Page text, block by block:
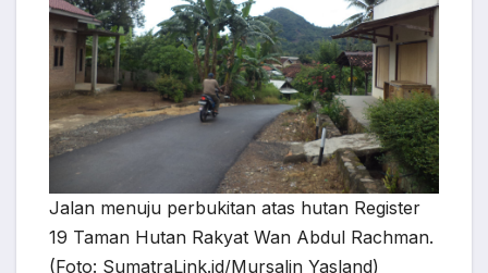
Jalan menuju perbukitan atas hutan Register
19 Taman Hutan Rakyat Wan Abdul Rachman.
(Foto: SumatraLink.id/Mursalin Yasland)